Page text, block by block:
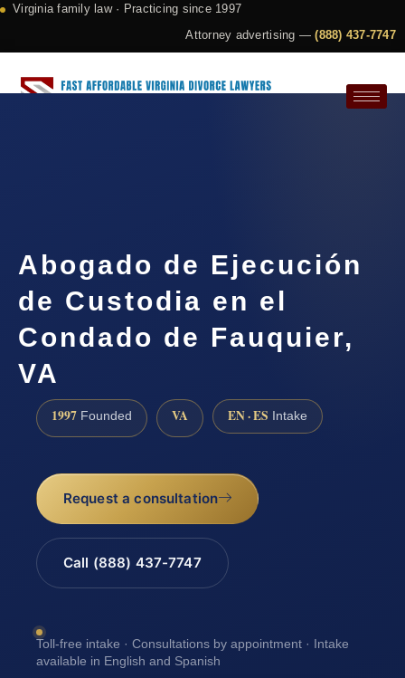
Virginia family law · Practicing since 1997
Attorney advertising —(888) 437-7747
Abogado de Ejecución
de Custodia en el
Condado de Fauquier,
VA
1997 Founded VA EN · ES Intake
Request a consultation
Call (888) 437-7747
Toll-free intake · Consultations by appointment · Intake
available in English and Spanish